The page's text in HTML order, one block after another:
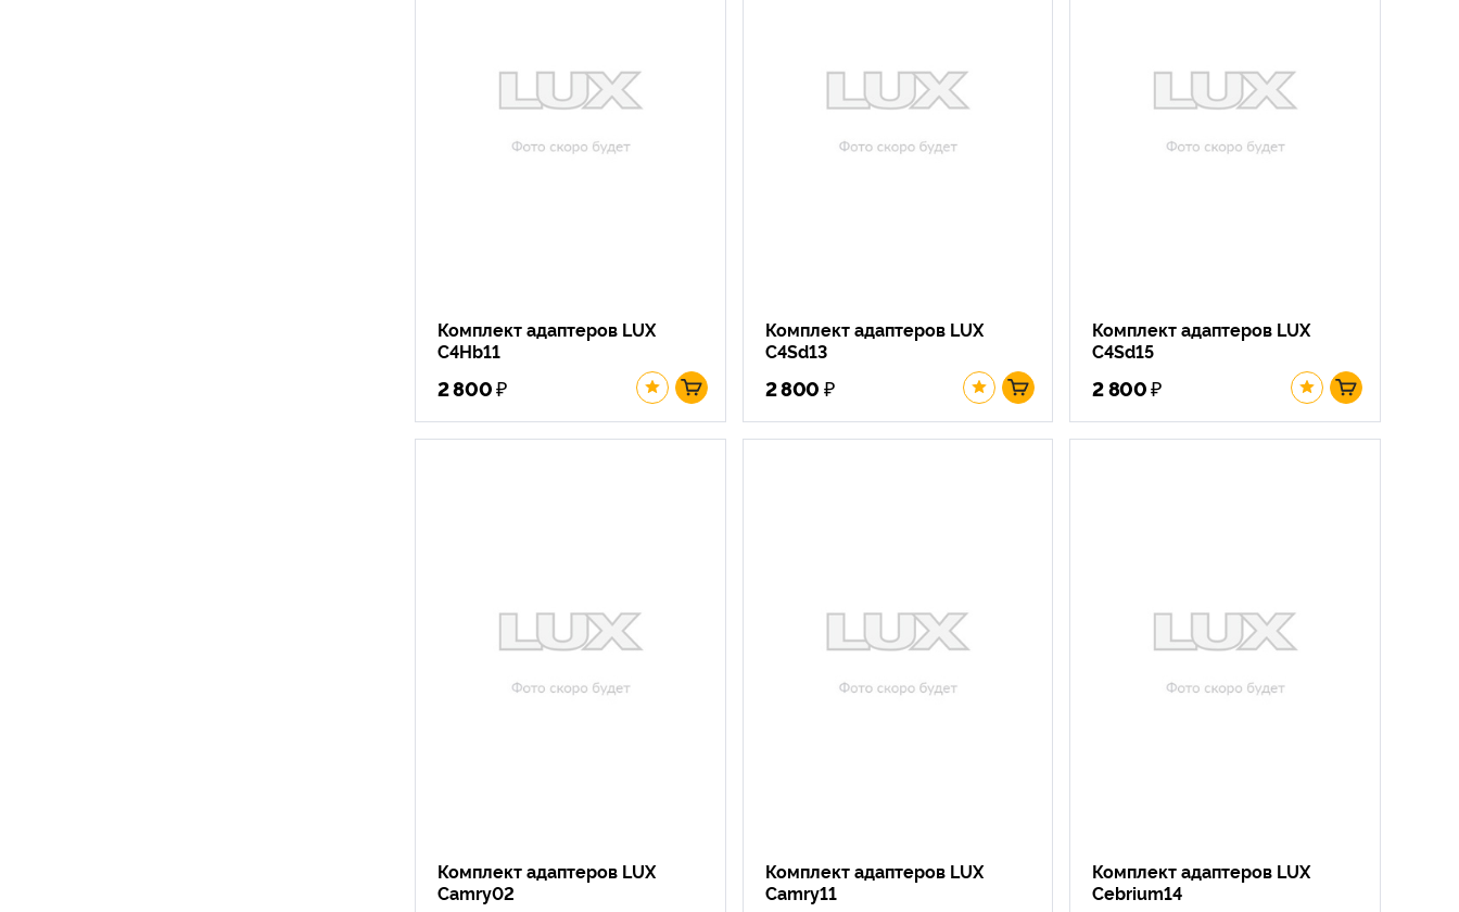
Комплект адаптеров LUX
C4Hb11
2 800₽
Комплект адаптеров LUX
C4Sd13
2 800 ₽
Комплект адаптеров LUX
C4Sd15
2 800₽
Комплект адаптеров LUX
Camry02
Комплект адаптеров LUX
Camry11
Комплект адаптеров LUX
Cebrium14